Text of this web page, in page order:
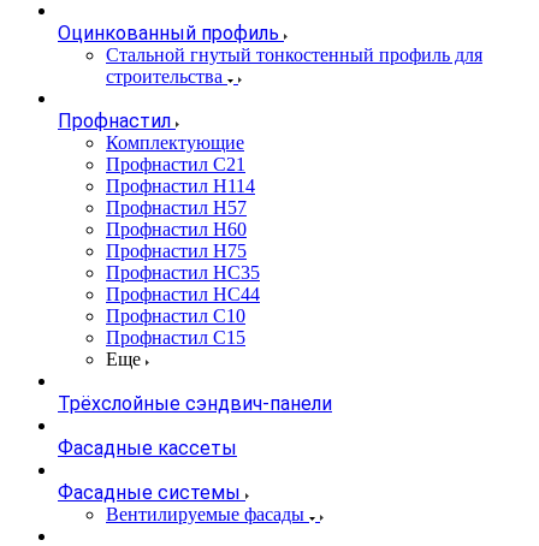
Оцинкованный профиль
Стальной гнутый тонкостенный профиль для
строительства
Профнастил
Комплектующие
Профнастил C21
Профнастил Н114
Профнастил Н57
Профнастил Н60
Профнастил Н75
Профнастил НС35
Профнастил НС44
Профнастил С10
Профнастил С15
Еще
Трёхслойные сэндвич-панели
Фасадные кассеты
Фасадные системы
Вентилируемые фасады